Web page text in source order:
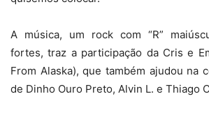
A música, um rock com “R”
fortes, traz a participação da Cris e
From Alaska), que também ajudou na
de Dinho Ouro Preto, Alvin L. e Thiago